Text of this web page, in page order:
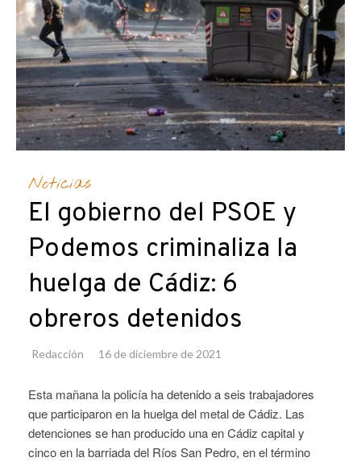
Noticias
El gobierno del PSOE y
Podemos criminaliza la
huelga de Cádiz: 6
obreros detenidos
Redacción 16 de diciembre de 2021
Esta mañana la policía ha detenido a seis trabajadores
que participaron en la huelga del metal de Cádiz. Las
detenciones se han producido una en Cádiz capital y
cinco en la barriada del Ríos San Pedro, en el término